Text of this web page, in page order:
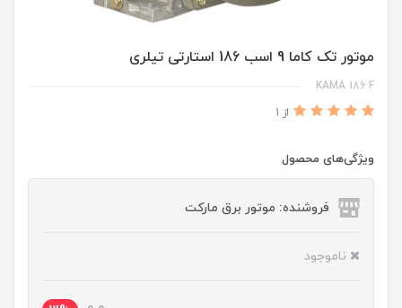
موتور تک کاما 9 اسب 186 استارتی تیلری
KAMA 186 F
از 1
ویژگی‌های محصول
فروشنده: موتور برق مارکت
ناموجود